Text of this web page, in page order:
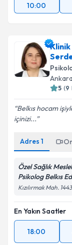
10:00
Klinik
Ankara
5 (9
Belkıs hocam
içinizi...
Adres 1
Özel Sağlık
Psikolog Belkıs
Kızılırmak Mah.
En Yakın Saatler
18:00